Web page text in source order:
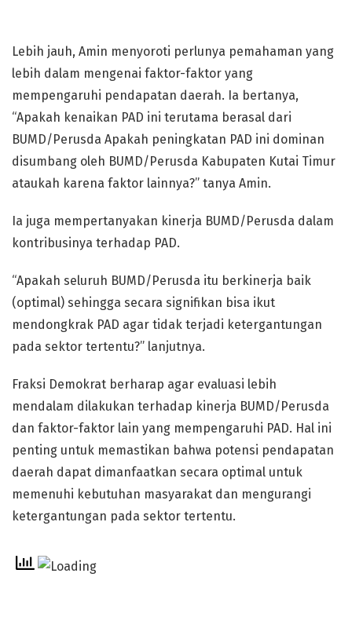
Lebih jauh, Amin menyoroti perlunya pemahaman yang
lebih dalam mengenai faktor-faktor yang
mempengaruhi pendapatan daerah. Ia bertanya,
“Apakah kenaikan PAD ini terutama berasal dari
BUMD/Perusda Apakah peningkatan PAD ini dominan
disumbang oleh BUMD/Perusda Kabupaten Kutai Timur
ataukah karena faktor lainnya?” tanya Amin.
Ia juga mempertanyakan kinerja BUMD/Perusda dalam
kontribusinya terhadap PAD.
“Apakah seluruh BUMD/Perusda itu berkinerja baik
(optimal) sehingga secara signifikan bisa ikut
mendongkrak PAD agar tidak terjadi ketergantungan
pada sektor tertentu?” lanjutnya.
Fraksi Demokrat berharap agar evaluasi lebih
mendalam dilakukan terhadap kinerja BUMD/Perusda
dan faktor-faktor lain yang mempengaruhi PAD. Hal ini
penting untuk memastikan bahwa potensi pendapatan
daerah dapat dimanfaatkan secara optimal untuk
memenuhi kebutuhan masyarakat dan mengurangi
ketergantungan pada sektor tertentu.